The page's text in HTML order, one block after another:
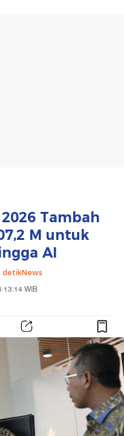
Tambah
M untuk
AI
detikNews
13:14 WIB